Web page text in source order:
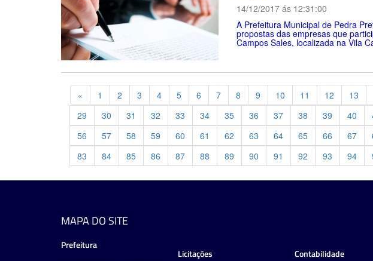
14/12/2017 ás 12:31:00
A Prefeitura Municipal de Pedra
propostas das empresas que
Campos Sales, localizada na Vila
« Previous
1 2 3 4 5 6 7 8 9 10 11 12 13
29
30 31 32 33 34 35 36 37 38 39 40
56
57 58 59 60 61 62 63 64 65 66 67
83
84 85 86 87 88 89 90 91 92 93 94
MAPA DO SITE
Prefeitura
Licitações
Contabilidade